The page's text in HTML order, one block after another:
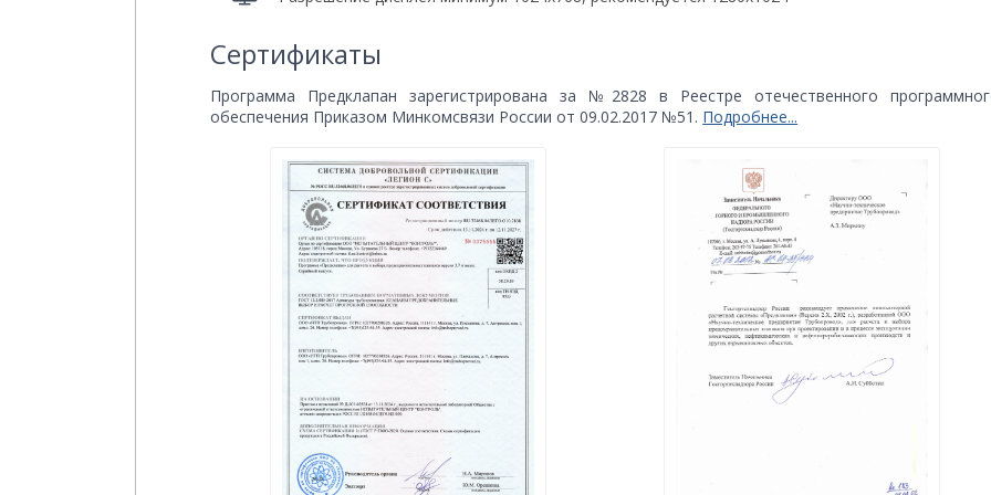
Сертификаты
Программа Предклапан зарегистрирована за №2828 в Реестре отечественного
обеспечения Приказом Минкомсвязи России от 09.02.2017 №51. Подробнее...